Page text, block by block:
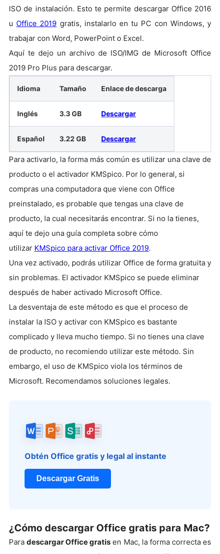
ISO de instalación. Esto te permite descargar Office 2016
u Office 2019 gratis, instalarlo en tu PC con Windows, y
trabajar con Word, PowerPoint o Excel.
Aquí te dejo un archivo de ISO/IMG de Microsoft Office
2019 Pro Plus para descargar.
Idioma Tamaño Enlace de descarga
Inglés 3.3 GB Descargar
Español 3.22 GB Descargar
Para activarlo, la forma más común es utilizar una clave de
producto o el activador KMSpico. Por lo general, si
compras una computadora que viene con Office
preinstalado, es probable que tengas una clave de
producto, la cual necesitarás encontrar. Si no la tienes,
aquí te dejo una guía completa sobre cómo
utilizar KMSpico para activar Office 2019.
Una vez activado, podrás utilizar Office de forma gratuita y
sin problemas. El activador KMSpico se puede eliminar
después de haber activado Microsoft Office.
La desventaja de este método es que el proceso de
instalar la ISO y activar con KMSpico es bastante
complicado y lleva mucho tiempo. Si no tienes una clave
de producto, no recomiendo utilizar este método. Sin
embargo, el uso de KMSpico viola los términos de
Microsoft. Recomendamos soluciones legales.
Obtén Office gratis y legal al instante
Descargar Gratis
¿Cómo descargar Office gratis para Mac?
Paradescargar Office gratis en Mac, la forma correcta es